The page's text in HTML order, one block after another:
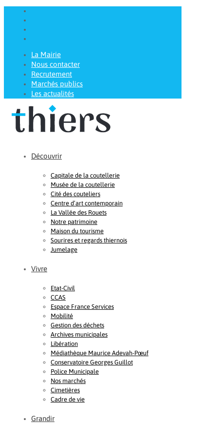
La Mairie
Nous contacter
Recrutement
Marchés publics
Les actualités
Découvrir
Capitale de la coutellerie
Musée de la coutellerie
Cité des couteliers
Centre d’art contemporain
La Vallée des Rouets
Notre patrimoine
Maison du tourisme
Sourires et regards thiernois
Jumelage
Vivre
Etat-Civil
CCAS
Espace France Services
Mobilité
Gestion des déchets
Archives municipales
Libération
Médiathèque Maurice Adevah-Pœuf
Conservatoire Georges Guillot
Police Municipale
Nos marchés
Cimetières
Cadre de vie
Grandir